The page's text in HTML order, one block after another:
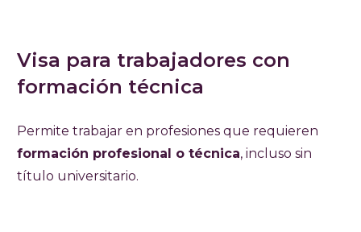
Visa para trabajadores con
formación técnica
Permite trabajar en profesiones que requieren
formación profesional o técnica, incluso sin
título universitario.